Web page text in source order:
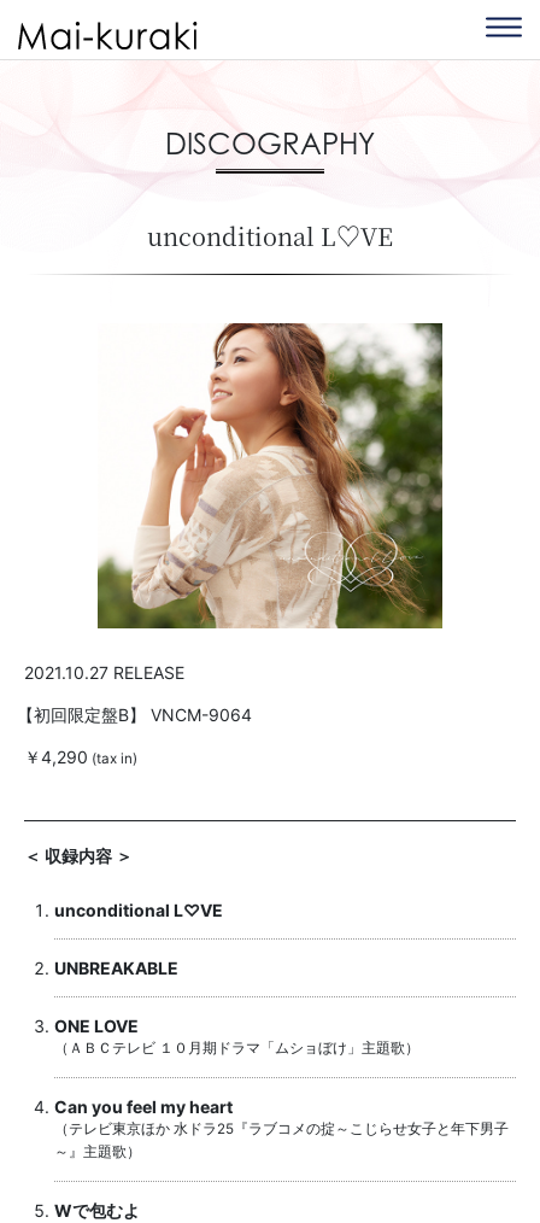
DISCOGRAPHY
unconditional L♡VE
2021.10.27 RELEASE
【初回限定盤B】 VNCM-9064
￥4,290 (tax in)
＜ 収録内容 ＞
unconditional L♡VE
UNBREAKABLE
ONE LOVE
（ＡＢＣテレビ １０月期ドラマ「ムショぼけ」主題歌）
Can you feel my heart
（テレビ東京ほか 水ドラ25『ラブコメの掟～こじらせ女子と年下男子
～』主題歌）
Wで包むよ